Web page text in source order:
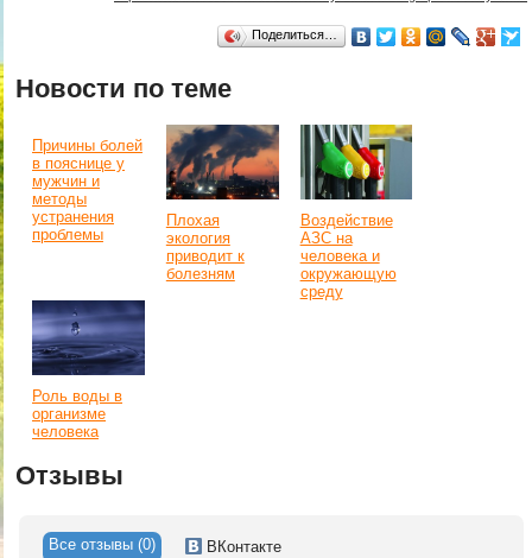
Поделиться…
Новости по теме
Причины болей
в пояснице у
мужчин и
методы
устранения
проблемы
Плохая
экология
приводит к
болезням
Воздействие
АЗС на
человека и
окружающую
среду
Роль воды в
организме
человека
Отзывы
Все отзывы (0) ВКонтакте